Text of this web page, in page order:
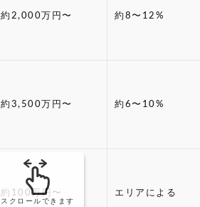
約2,000万円〜 約8〜12%
約3,500万円〜 約6〜10%
約100万円〜 エリアによる
スクロールできます